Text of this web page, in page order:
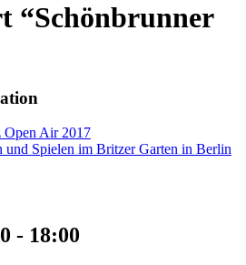
“Schönbrunner
Air 2017
und Spielen im Britzer Garten in Berlin
- 18:00